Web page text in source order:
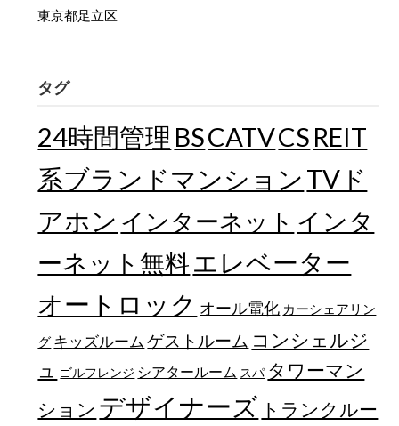
東京都足立区
タグ
24時間管理 BSCATVCS REIT
系ブランドマンション TVド
アホン インターネット インタ
ーネット無料エレベーター
オートロック オール電化 カーシェアリン
グ キッズルーム ゲストルーム コンシェルジ
ュ
ゴルフレンジ シアタールーム スパ タワーマン
ション デザイナーズ トランクルー